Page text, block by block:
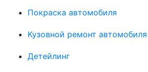
Покраска автомобиля
Кузовной ремонт автомобиля
Детейлинг